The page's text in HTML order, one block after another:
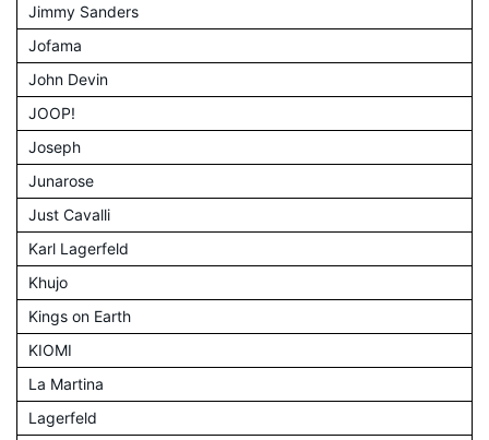
Jimmy Sanders
Jofama
John Devin
JOOP!
Joseph
Junarose
Just Cavalli
Karl Lagerfeld
Khujo
Kings on Earth
KIOMI
La Martina
Lagerfeld